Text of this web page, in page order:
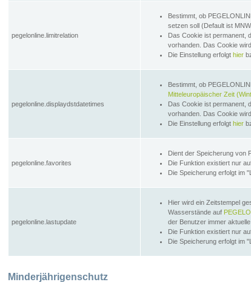
pegelonline.limitrelation
Bestimmt, ob
setzen soll (Default ist
Das Cookie ist permanent,
vorhanden. Das Cookie
Die Einstellung erfolgt hier
pegelonline.displaydstdatetimes
Bestimmt, ob
Mitteleuropäischer Zeit
Das Cookie ist permanent,
vorhanden. Das Cookie
Die Einstellung erfolgt hier
pegelonline.favorites
Dient der Speicherung von
Die Funktion existiert nur
Die Speicherung erfolgt im
pegelonline.lastupdate
Hier wird ein Zeitstempel
Wasserstände auf
der Benutzer immer
Die Funktion existiert nur
Die Speicherung erfolgt im
Minderjährigenschutz